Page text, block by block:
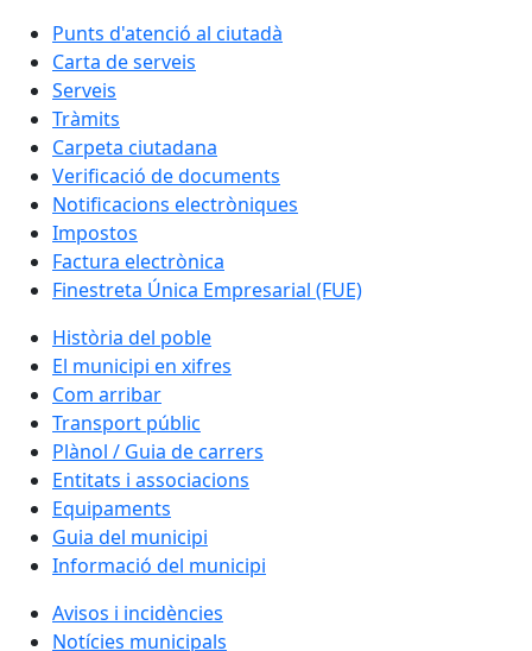
Punts d'atenció al ciutadà
Carta de serveis
Serveis
Tràmits
Carpeta ciutadana
Verificació de documents
Notificacions electròniques
Impostos
Factura electrònica
Finestreta Única Empresarial (FUE)
Història del poble
El municipi en xifres
Com arribar
Transport públic
Plànol / Guia de carrers
Entitats i associacions
Equipaments
Guia del municipi
Informació del municipi
Avisos i incidències
Notícies municipals